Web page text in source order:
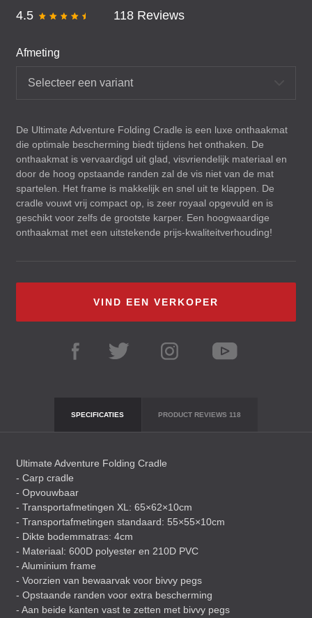
4.5 118 Reviews
Afmeting
Selecteer een variant
De Ultimate Adventure Folding Cradle is een luxe onthaakmat
die optimale bescherming biedt tijdens het onthaken. De
onthaakmat is vervaardigd uit glad, visvriendelijk materiaal en
door de hoog opstaande randen zal de vis niet van de mat
spartelen. Het frame is makkelijk en snel uit te klappen. De
cradle vouwt vrij compact op, is zeer royaal opgevuld en is
geschikt voor zelfs de grootste karper. Een hoogwaardige
onthaakmat met een uitstekende prijs-kwaliteitverhouding!
VIND EEN VERKOPER
SPECIFICATIES PRODUCT REVIEWS118
Ultimate Adventure Folding Cradle
- Carp cradle
- Opvouwbaar
- Transportafmetingen XL: 65×62×10cm
- Transportafmetingen standaard: 55×55×10cm
- Dikte bodemmatras: 4cm
- Materiaal: 600D polyester en 210D PVC
- Aluminium frame
- Voorzien van bewaarvak voor bivvy pegs
- Opstaande randen voor extra bescherming
- Aan beide kanten vast te zetten met bivvy pegs